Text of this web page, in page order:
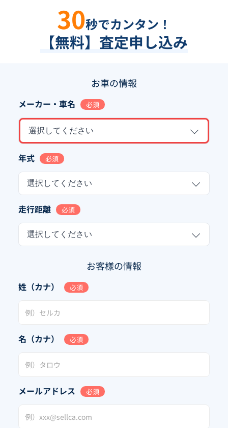
30秒でカンタン！
【無料】査定申し込み
お車の情報
メーカー・車名 必須
選択してください
年式 必須
選択してください
走行距離 必須
選択してください
お客様の情報
姓（カナ） 必須
名（カナ） 必須
メールアドレス 必須